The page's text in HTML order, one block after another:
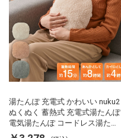
湯たんぽ 充電式 かわいい nuku2
ぬくぬく 蓄熱式 充電式湯たんぽ
電気湯たんぽ コードレス湯たん
ぽ エコ 節電 節約 省エネ 充電式